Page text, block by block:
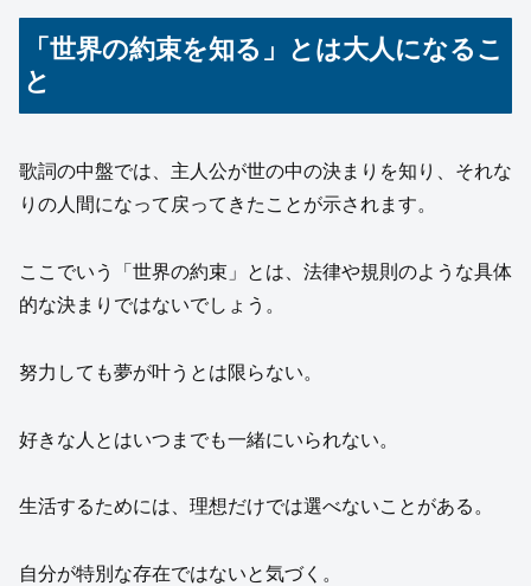
「世界の約束を知る」とは大人になるこ
と
歌詞の中盤では、主人公が世の中の決まりを知り、それな
りの人間になって戻ってきたことが示されます。
ここでいう「世界の約束」とは、法律や規則のような具体
的な決まりではないでしょう。
努力しても夢が叶うとは限らない。
好きな人とはいつまでも一緒にいられない。
生活するためには、理想だけでは選べないことがある。
自分が特別な存在ではないと気づく。